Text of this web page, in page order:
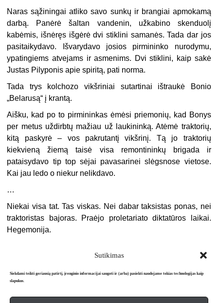
Sutikimas
Siekdami teikti geriausią patirtį, įrenginio informacijai saugoti ir (arba) pasiekti naudojame tokias technologijas kaip
slapukus.
Naras sąžiningai atliko savo sunkų ir brangiai apmokamą
darbą. Panėrė šaltan vandenin, užkabino skenduolį
kabėmis, išnėręs išgėrė dvi stiklini samanės. Tada dar jos
pasitaikydavo. Išvarydavo josios pirmininko nurodymu,
ypatingiems atvejams ir asmenims. Dvi stiklini, kaip sakė
Justas Pilyponis apie spiritą, pati norma.
Tada trys kolchozo vikšriniai sutartinai ištraukė Bonio
„Belarusą“ į krantą.
Aišku, kad po to pirmininkas ėmėsi priemonių, kad Bonys
per metus uždirbtų mažiau už laukininką. Atėmė traktorių,
kitą paskyrė – vos pakrutantį vikšrinį. Tą jo traktorių
kiekvieną žiemą taisė visa remontininkų brigada ir
pataisydavo tip top sėjai pavasarinei slėgsnose vietose.
Kai jau ledo o niekur nelikdavo.
…
Niekai visa tat. Tas viskas. Nei dabar taksistas ponas, nei
traktoristas bajoras. Praėjo proletariato diktatūros laikai.
Hegemonija.